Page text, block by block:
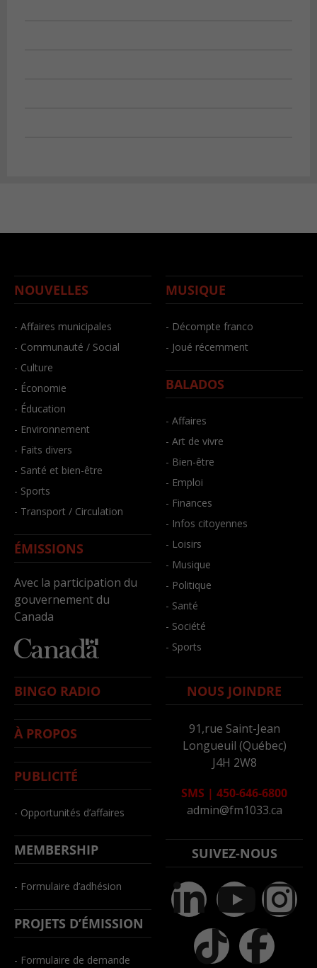
NOUVELLES
- Affaires municipales
- Communauté / Social
- Culture
- Économie
- Éducation
- Environnement
- Faits divers
- Santé et bien-être
- Sports
- Transport / Circulation
ÉMISSIONS
Avec la participation du
gouvernement du
Canada
MUSIQUE
- Décompte franco
- Joué récemment
BALADOS
- Affaires
- Art de vivre
- Bien-être
- Emploi
- Finances
- Infos citoyennes
- Loisirs
- Musique
- Politique
- Santé
- Société
- Sports
BINGO RADIO
À PROPOS
PUBLICITÉ
- Opportunités d’affaires
MEMBERSHIP
- Formulaire d’adhésion
PROJETS D’ÉMISSION
- Formulaire de demande
NOUS JOINDRE
91,rue Saint-Jean
Longueuil (Québec)
J4H 2W8
SMS | 450-646-6800
admin@fm1033.ca
SUIVEZ-NOUS